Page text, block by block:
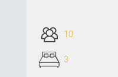
10
3